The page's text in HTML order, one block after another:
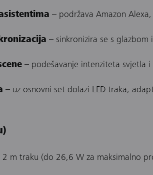
– podržava Amazon
– sinkronizira se s
– podešavanje intenziteta svjetla
– uz osnovni set dolazi LED traka,
m traku (do 26,6 W za maksimalno